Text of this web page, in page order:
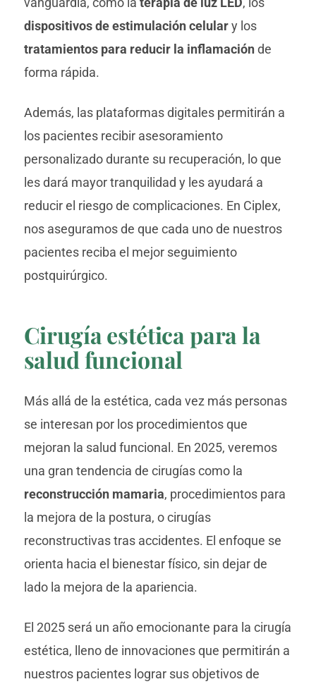
dispositivos de estimulación celulary los
tratamientos para reducir la inflamaciónde
forma rápida.
Además, las plataformas digitales permitirán a
los pacientes recibir asesoramiento
personalizado durante su recuperación, lo que
les dará mayor tranquilidad y les ayudará a
reducir el riesgo de complicaciones. En Ciplex,
nos aseguramos de que cada uno de nuestros
pacientes reciba el mejor seguimiento
postquirúrgico.
Cirugía estética para la
salud funcional
Más allá de la estética, cada vez más personas
se interesan por los procedimientos que
mejoran la salud funcional. En 2025, veremos
una gran tendencia de cirugías como la
reconstrucción mamaria, procedimientos para
la mejora de la postura, o cirugías
reconstructivas tras accidentes. El enfoque se
orienta hacia el bienestar físico, sin dejar de
lado la mejora de la apariencia.
El 2025 será un año emocionante para la cirugía
estética, lleno de innovaciones que permitirán a
nuestros pacientes lograr sus objetivos de